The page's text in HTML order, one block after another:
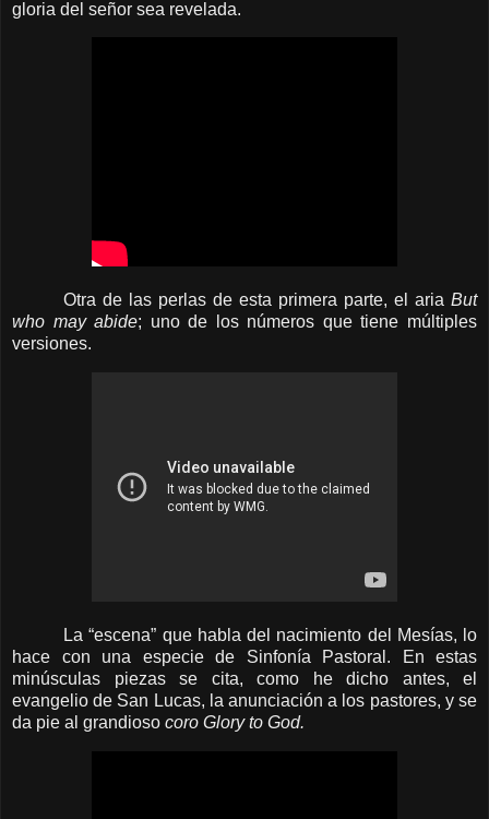
gloria del señor sea revelada.
Otra de las perlas de esta primera parte, el aria But
who may abide; uno de los números que tiene múltiples
versiones.
La “escena” que habla del nacimiento del Mesías, lo
hace con una especie de Sinfonía Pastoral. En estas
minúsculas piezas se cita, como he dicho antes, el
evangelio de San Lucas, la anunciación a los pastores, y se
da pie al grandioso coro Glory to God.